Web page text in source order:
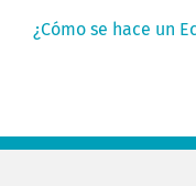
¿Cómo se hace un